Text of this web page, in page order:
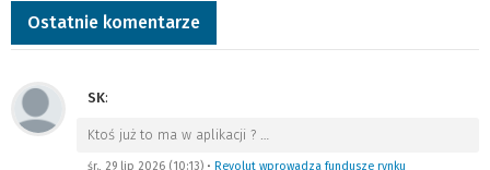
Ostatnie komentarze
SK:
Ktoś już to ma w aplikacji ? …
śr., 29 lip 2026 (10:13) • Revolut wprowadza fundusze rynku